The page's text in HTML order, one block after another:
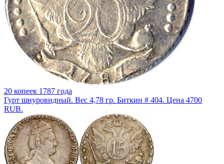
20 копеек 1787 года
Гурт шнуровидный. Вес 4,78 гр. Биткин # 404. Цена 4700
RUB.